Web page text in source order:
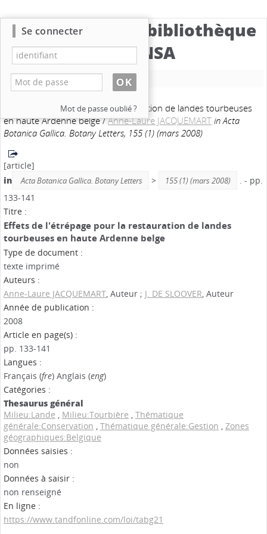
Catalogue de la bibliothèque
du CBNSA
Nouvelle recherche
Effets de l'étrépage pour la restauration de landes tourbeuses
en haute Ardenne belge/Anne-Laure JACQUEMARTin Acta
Botanica Gallica. Botany Letters, 155 (1) (mars 2008)
[article]
in
Acta Botanica Gallica. Botany Letters > 155 (1) (mars 2008)
. - pp.
133-141
Titre :
Effets de l'étrépage pour la restauration de landes
tourbeuses en haute Ardenne belge
Type de document :
texte imprimé
Auteurs :
Anne-Laure JACQUEMART, Auteur ; J. DE SLOOVER, Auteur
Année de publication :
2008
Article en page(s) :
pp. 133-141
Langues :
Français (fre) Anglais (eng)
Catégories :
Thesaurus général
Milieu:Lande , Milieu:Tourbière , Thématique
générale:Conservation , Thématique générale:Gestion , Zones
géographiques:Belgique
Données saisies :
non
Données à saisir :
non renseigné
En ligne :
https://www.tandfonline.com/loi/tabg21
Se connecter
Mot de passe oublié ?